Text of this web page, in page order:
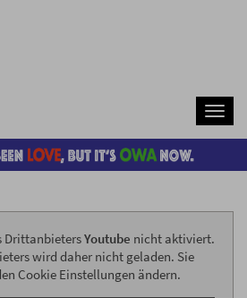
DrittanbietersYoutube nicht aktiviert.
wird daher nicht geladen. Sie
Cookie Einstellungen ändern.